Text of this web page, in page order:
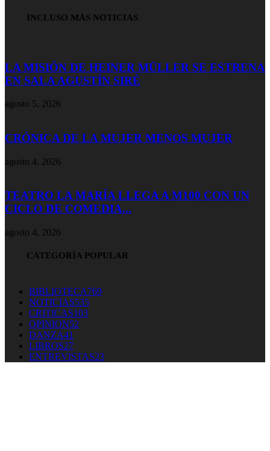
INCLUSO MÁS NOTICIAS
LA MISIÓN DE HEINER MÜLLER SE ESTRENA
EN SALA AGUSTÍN SIRÉ
agosto 5, 2026
CRÓNICA DE LA MUJER MENOS MUJER
agosto 4, 2026
TEATRO LA MARÍA LLEGA A M100 CON UN
CICLO DE COMEDIA...
agosto 4, 2026
CATEGORÍA POPULAR
BIBLIOTECA769
NOTICIAS535
CRITICAS103
OPINION52
DANZA41
LIBROS27
ENTREVISTAS23